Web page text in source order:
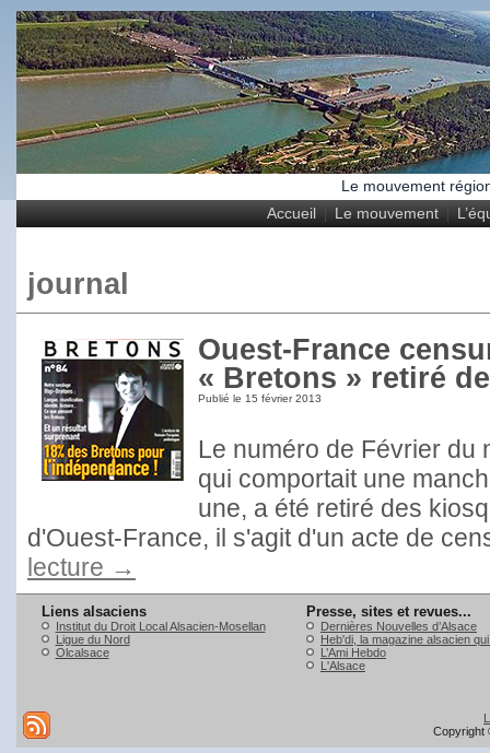
Le mouvement
Accueil
Le mouvement
journal
Ouest-France
« Bretons » retiré
Publié le 15 février 2013
Le numéro de Février du
qui comportait une
une, a été retiré des
d'Ouest-France, il s'agit d'un acte de
lecture →
Liens alsaciens
Institut du Droit Local Alsacien-Mosellan
Ligue du Nord
Olcalsace
Presse, sites et revues...
Dernières Nouvelles d’Alsace
Heb'di, la magazine alsacien
L’Ami Hebdo
L'Alsace
Copyright